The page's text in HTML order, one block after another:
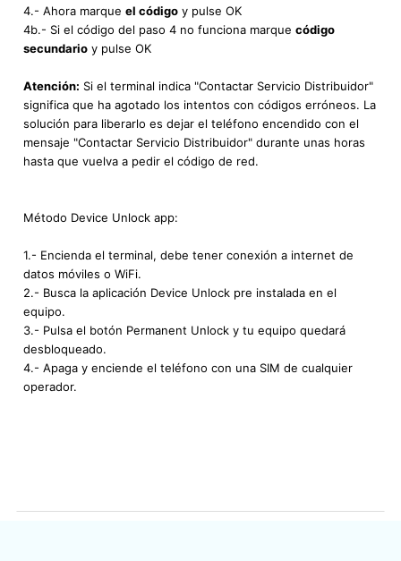
4.- Ahora marque el código y pulse OK
4b.- Si el código del paso 4 no funciona marque código
secundario y pulse OK
Atención: Si el terminal indica "Contactar Servicio Distribuidor"
significa que ha agotado los intentos con códigos erróneos. La
solución para liberarlo es dejar el teléfono encendido con el
mensaje "Contactar Servicio Distribuidor" durante unas horas
hasta que vuelva a pedir el código de red.
Método Device Unlock app:
1.- Encienda el terminal, debe tener conexión a internet de
datos móviles o WiFi.
2.- Busca la aplicación Device Unlock pre instalada en el
equipo.
3.- Pulsa el botón Permanent Unlock y tu equipo quedará
desbloqueado.
4.- Apaga y enciende el teléfono con una SIM de cualquier
operador.